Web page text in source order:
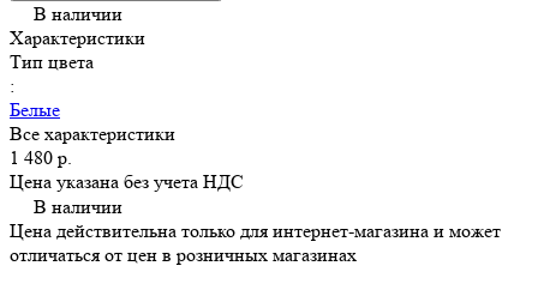
В наличии
Характеристики
Тип цвета
:
Белые
Все характеристики
1 480 р.
Цена указана без учета НДС
В наличии
Цена действительна только для интернет-магазина и может
отличаться от цен в розничных магазинах